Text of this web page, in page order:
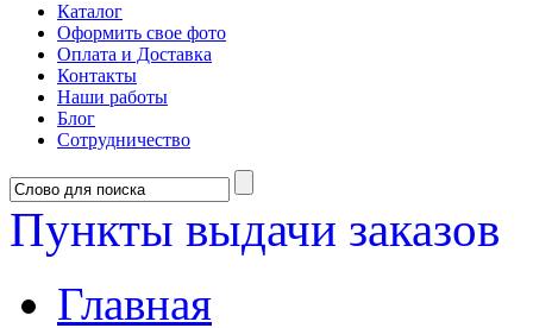
Каталог
Оформить свое фото
Оплата и Доставка
Контакты
Наши работы
Блог
Сотрудничество
Пункты выдачи заказов
Главная